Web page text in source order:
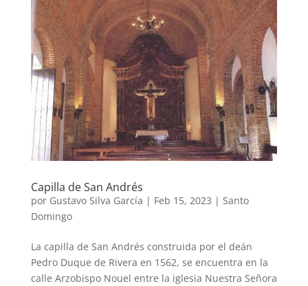
Capilla de San Andrés
por Gustavo Silva García | Feb 15, 2023 | Santo
Domingo
La capilla de San Andrés construida por el deán
Pedro Duque de Rivera en 1562, se encuentra en la
calle Arzobispo Nouel entre la iglesia Nuestra Señora